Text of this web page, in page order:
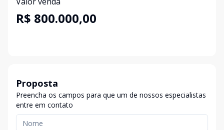
R$ 800.000,00
Proposta
Preencha os campos para que um de nossos especialistas
entre em contato